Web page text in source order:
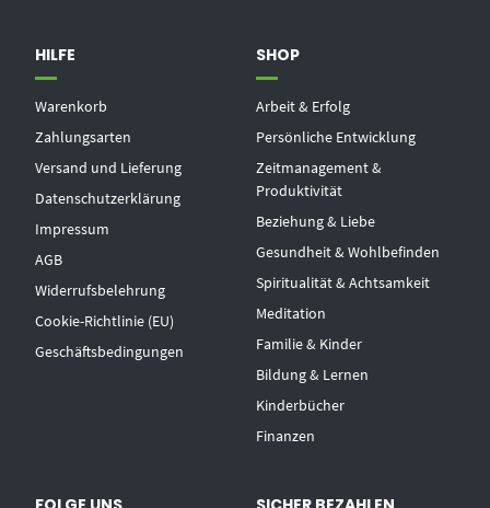
HILFE
Warenkorb
Zahlungsarten
Versand und Lieferung
Datenschutzerklärung
Impressum
AGB
Widerrufsbelehrung
Cookie-Richtlinie (EU)
Geschäftsbedingungen
SHOP
Arbeit & Erfolg
Persönliche Entwicklung
Zeitmanagement &
Produktivität
Beziehung & Liebe
Gesundheit & Wohlbefinden
Spiritualität & Achtsamkeit
Meditation
Familie & Kinder
Bildung & Lernen
Kinderbücher
Finanzen